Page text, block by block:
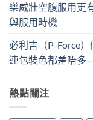
樂威壯空腹服用更
與服用時機
必利吉（P-Force
連包裝色都差唔多
熱點關注